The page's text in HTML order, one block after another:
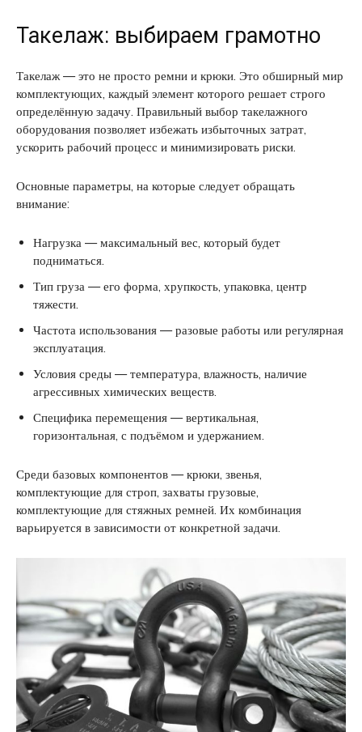
Такелаж: выбираем грамотно
Такелаж — это не просто ремни и крюки. Это обширный мир
комплектующих, каждый элемент которого решает строго
определённую задачу. Правильный выбор такелажного
оборудования позволяет избежать избыточных затрат,
ускорить рабочий процесс и минимизировать риски.
Основные параметры, на которые следует обращать
внимание:
Нагрузка — максимальный вес, который будет
подниматься.
Тип груза — его форма, хрупкость, упаковка, центр
тяжести.
Частота использования — разовые работы или регулярная
эксплуатация.
Условия среды — температура, влажность, наличие
агрессивных химических веществ.
Специфика перемещения — вертикальная,
горизонтальная, с подъёмом и удержанием.
Среди базовых компонентов — крюки, звенья,
комплектующие для строп, захваты грузовые,
комплектующие для стяжных ремней. Их комбинация
варьируется в зависимости от конкретной задачи.